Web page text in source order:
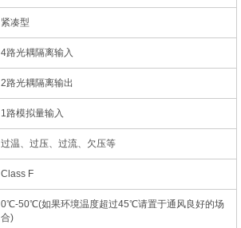
紧凑型
4路光耦隔离输入
2路光耦隔离输出
1路模拟量输入
过温、过压、过流、欠压等
Class F
0℃-50℃(如果环境温度超过45℃请置于通风良好的场
合)